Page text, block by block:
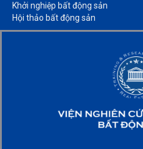
Khởi nghiệp bất động sản​
Hội thảo bất động sản​